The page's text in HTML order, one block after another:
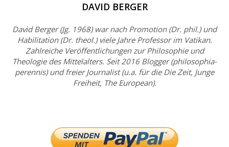
DAVID BERGER
David Berger (Jg. 1968) war nach Promotion (Dr. phil.) und
Habilitation (Dr. theol.) viele Jahre Professor im Vatikan.
Zahlreiche Veröffentlichungen zur Philosophie und
Theologie des Mittelalters. Seit 2016 Blogger (philosophia-
perennis) und freier Journalist (u.a. für die Die Zeit, Junge
Freiheit, The European).